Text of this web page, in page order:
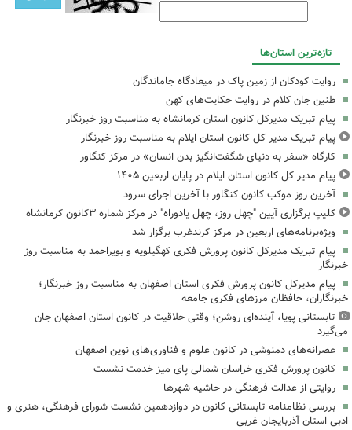
تازه‌ترین استان‌ها
روایت کودکان از زمین پاک در میعادگاه جاماندگان
طنین جان کلام در روایت حکایت‌های کهن
پیام تبریک مدیرکل کانون استان کرمانشاه به مناسبت روز خبرنگار
پیام تبریک مدیر کل کانون استان ایلام به مناسبت روز خبرنگار
کارگاه «سفر به دنیای شگفت‌انگیز بدن انسان» در مرکز کنگاور
پیام مدیر کل کانون استان ایلام در پایان اربعین ۱۴۰۵
آخرین روز موکب کانون کنگاور با آخرین اجرای سرود
کلیپ برگزاری آیین "چهل روز، چهل یادوراه" در مرکز شماره ۳کانون کرمانشاه
ویژه‌برنامه‌های اربعین در مرکز کرندغرب برگزار شد
پیام تبریک مدیرکل کانون پرورش فکری کهگیلویه و بویراحمد به مناسبت روز
خبرنگار
پیام مدیرکل کانون پرورش فکری استان اصفهان به مناسبت روز خبرنگار؛
خبرنگاران، حافظان مرزهای فکری جامعه
تابستانی پویا، آینده‌ای روشن؛ وقتی خلاقیت در کانون استان اصفهان جان
می‌گیرد
عصرانه‌های دمنوشی در کانون علوم و فناوری‌های نوین اصفهان
کانون پرورش فکری خراسان شمالی پای میز خدمت نشست
روایتی از عدالت فرهنگی در حاشیه شهرها
بررسی نظامنامه تابستانی کانون در دوازدهمین نشست شورای فرهنگی، هنری و
ادبی استان آذربایجان غربی